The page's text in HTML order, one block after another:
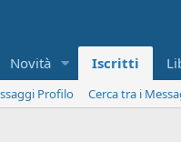
Novità Iscritti
Profilo
Cerca tra i